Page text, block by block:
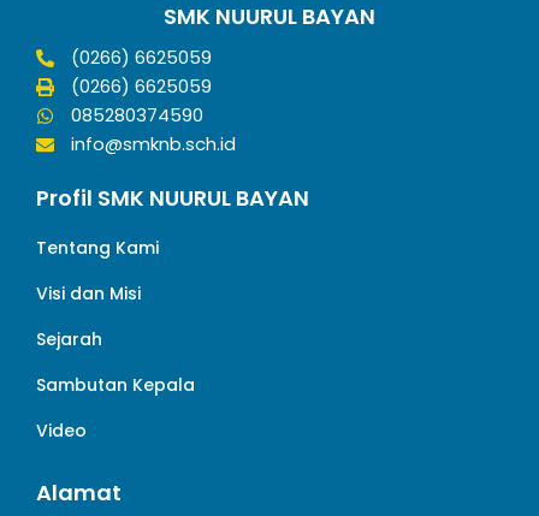
SMK NUURUL BAYAN
(0266) 6625059
(0266) 6625059
085280374590
info@smknb.sch.id
Profil SMK NUURUL BAYAN
Tentang Kami
Visi dan Misi
Sejarah
Sambutan Kepala
Video
Alamat